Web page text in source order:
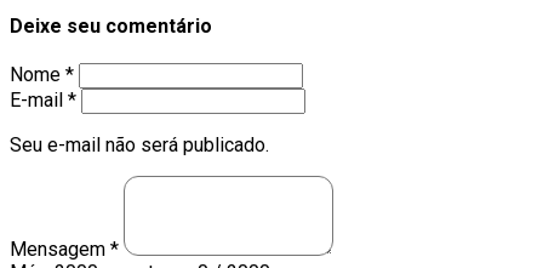
Deixe seu comentário
Nome *
E-mail *
Seu e-mail não será publicado.
Mensagem *